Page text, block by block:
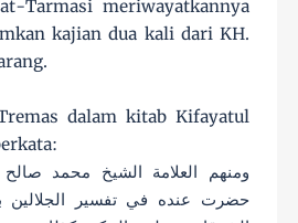
Tarmasi meriwayatkannya
kajian dua kali dari KH.
dalam kitab Kifayatul
ومنهم العلامة الشيخ محمد
حضرت عنده في تفسير الجلالين